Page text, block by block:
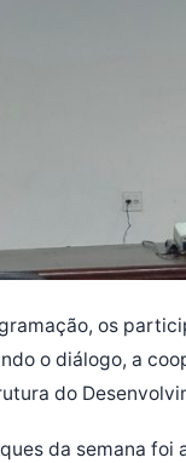
os
o diálogo, a
do
da semana